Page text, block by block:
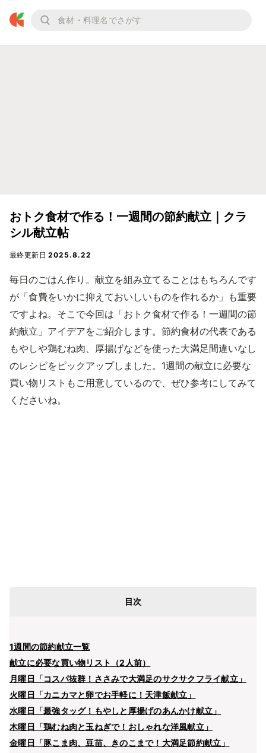
おトク食材で作る！一週間の節約献立｜クラ
シル献立帖
最終更新日2025.8.22
毎日のごはん作り。献立を組み立てることはもちろんです
が「食費をいかに抑えておいしいものを作れるか」も重要
ですよね。そこで今回は「おトク食材で作る！一週間の節
約献立」アイデアをご紹介します。節約食材の代表である
もやしや鶏むね肉、厚揚げなどを使った大満足間違いなし
のレシピをピックアップしました。1週間の献立に必要な
買い物リストもご用意しているので、ぜひ参考にしてみて
くださいね。
目次
1週間の節約献立一覧
献立に必要な買い物リスト（2人前）
月曜日「コスパ抜群！ささみで大満足のサクサクフライ献立」
火曜日「カニカマと卵でお手軽に！天津飯献立」
水曜日「最強タッグ！もやしと厚揚げのあんかけ献立」
木曜日「鶏むね肉と玉ねぎで！おしゃれな洋風献立」
金曜日「豚こま肉、豆苗、きのこまで！大満足節約献立」